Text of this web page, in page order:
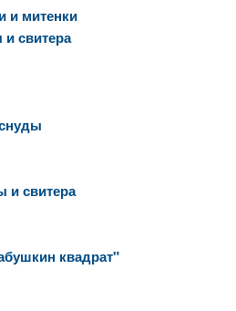
и митенки
свитера
и свитера
квадрат"